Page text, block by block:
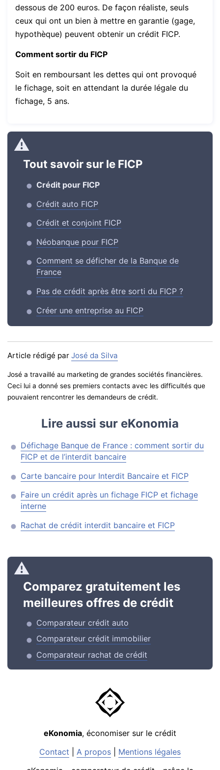
dessous de 200 euros. De façon réaliste, seuls
ceux qui ont un bien à mettre en garantie (gage,
hypothèque) peuvent obtenir un crédit FICP.
Comment sortir du FICP
Soit en remboursant les dettes qui ont provoqué
le fichage, soit en attendant la durée légale du
fichage, 5 ans.
Tout savoir sur le FICP
Crédit pour FICP
Crédit auto FICP
Crédit et conjoint FICP
Néobanque pour FICP
Comment se déficher de la Banque de
France
Pas de crédit après être sorti du FICP ?
Créer une entreprise au FICP
Article rédigé par José da Silva
José a travaillé au marketing de grandes sociétés financières.
Ceci lui a donné ses premiers contacts avec les difficultés que
pouvaient rencontrer les demandeurs de crédit.
Lire aussi sur eKonomia
Défichage Banque de France : comment sortir du
FICP et de l’interdit bancaire
Carte bancaire pour Interdit Bancaire et FICP
Faire un crédit après un fichage FICP et fichage
interne
Rachat de crédit interdit bancaire et FICP
Comparez gratuitement les
meilleures offres de crédit
Comparateur crédit auto
Comparateur crédit immobilier
Comparateur rachat de crédit
eKonomia, économiser sur le crédit
Contact
A propos
Mentions légales